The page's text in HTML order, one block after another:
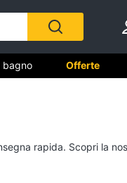
bagno Offerte
rapida. Scopri la